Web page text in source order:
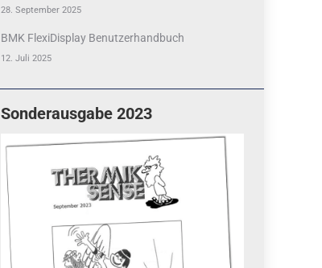
28. September 2025
BMK FlexiDisplay Benutzerhandbuch
12. Juli 2025
Sonderausgabe 2023
Quicklinks
News
Termine